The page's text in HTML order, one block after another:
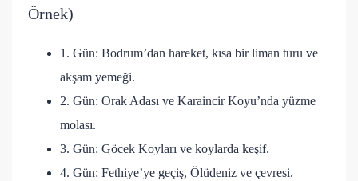
Örnek)
1. Gün: Bodrum’dan hareket, kısa bir liman turu ve
akşam yemeği.
2. Gün: Orak Adası ve Karaincir Koyu’nda yüzme
molası.
3. Gün: Göcek Koyları ve koylarda keşif.
4. Gün: Fethiye’ye geçiş, Ölüdeniz ve çevresi.